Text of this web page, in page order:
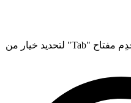
ابدأ الكتابة في مربع البحث، ثم استخدِم مفتاح "Tab" لتحديد خيار من